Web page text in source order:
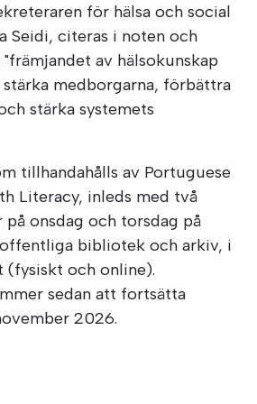
för hälsa och social
Seidi, citeras i noten och
av hälsokunskap
medborgarna, förbättra
stärka systemets
tillhandahålls av Portuguese
Literacy, inleds med två
på onsdag och torsdag på
offentliga bibliotek och arkiv, i
och online).
sedan att fortsätta
2026.